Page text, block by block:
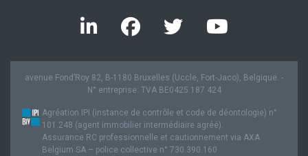
avenue Fond’Roy 82, B-1180 Bruxelles (Uccle, Fort-Jaco), Belgique. -
N° entreprise: TVA BE0425.187.424
Agréation IPI (instance de contrôle et code de déontologie) n°
101.248 (agent immobilier intermédiaire agréé).
Assurance RC professionnelle et cautionnement via AXA
Belgium SA – police collective n° 730.390.160